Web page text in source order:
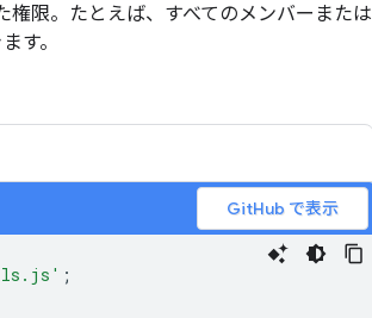
限。たとえば、すべてのメンバーまたは
す。
GitHub で表示
;